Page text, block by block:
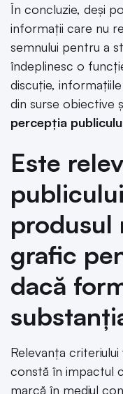
În concluzie, deși
informații care nu
semnului pentru a
îndeplinesc o
discuție,
din surse obiective
percepția
Este
produsul
grafic
dacă
Relevanța
constă în impactul
marcă în mediul